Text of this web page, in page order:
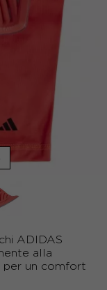
ADIDAS
alla
per un comfort